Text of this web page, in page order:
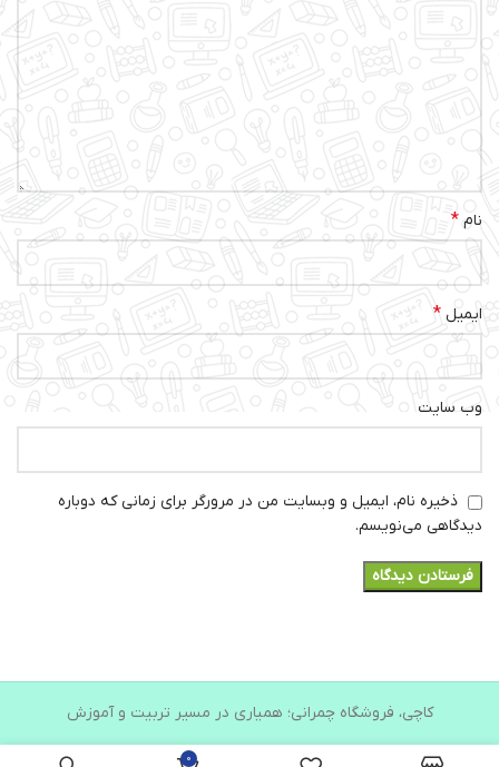
نام *
ایمیل *
وب‌ سایت
ذخیره نام، ایمیل و وبسایت من در مرورگر برای زمانی که دوباره
دیدگاهی می‌نویسم.
کاچی، فروشگاه چمرانی؛ همیاری در مسیر تربیت و آموزش
0